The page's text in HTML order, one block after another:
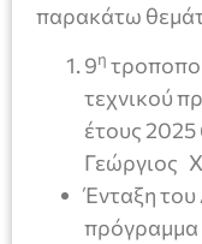
παρακάτω
9η
τεχνικού
έτους 2025
Γεώργιος
Ένταξη
πρόγραμμα